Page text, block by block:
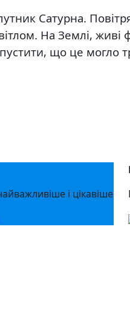
Сатурна.
На Землі,
що це могло
і цікавіше